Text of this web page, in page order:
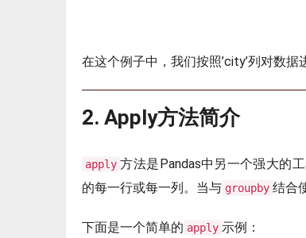
在这个例子中，我们按照’city’列对数
2. Apply方法简介
apply 方法是Pandas中另一个强大的
的每一行或每一列。当与 groupby 结合
下面是一个简单的 apply 示例：